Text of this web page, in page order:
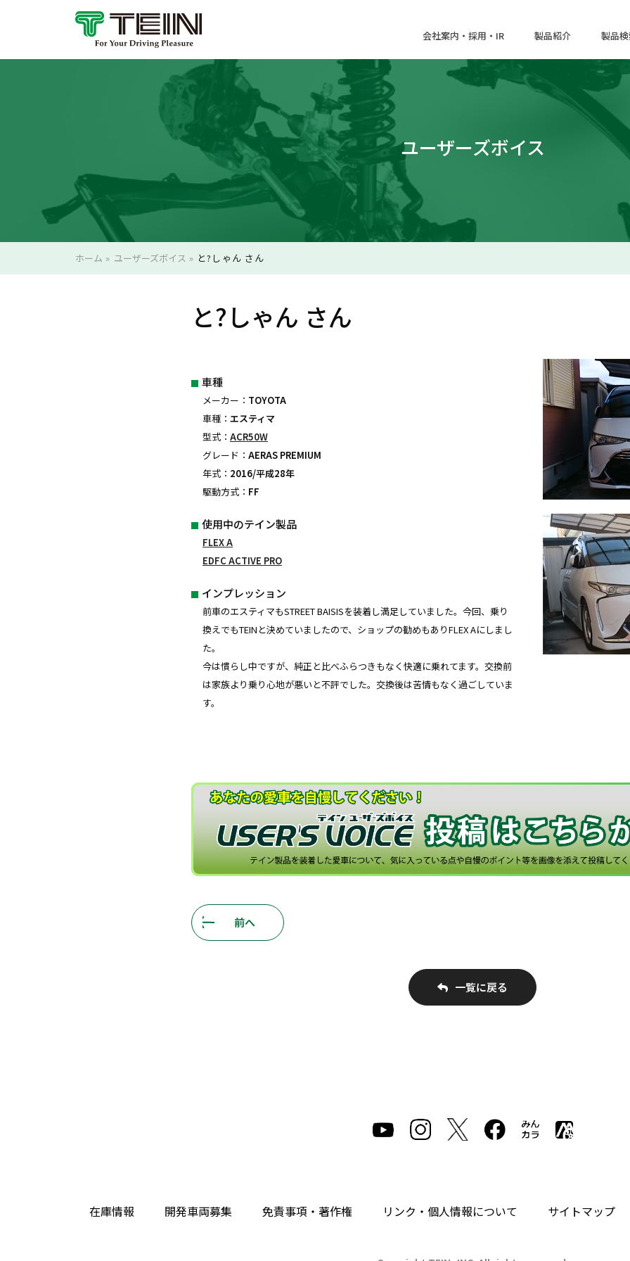
会社案内・採用・IR 製品紹介 製品
ユーザーズボイス
ホーム » ユーザーズボイス » と?しゃん さん
と?しゃん さん
車種
メーカー： TOYOTA
車種： エスティマ
型式： ACR50W
グレード： AERAS PREMIUM
年式： 2016/平成28年
駆動方式： FF
使用中のテイン製品
FLEX A
EDFC ACTIVE PRO
インプレッション
前車のエスティマもSTREET BAISISを装着し満足していました。今回、乗り
換えでもTEINと決めていましたので、ショップの勧めもありFLEX Aにしまし
た。
今は慣らし中ですが、純正と比べふらつきもなく快適に乗れてます。交換前
は家族より乗り心地が悪いと不評でした。交換後は苦情もなく過ごしていま
す。
前へ
一覧に戻る
在庫情報 開発車両募集 免責事項・著作権 リンク・個人情報について サイトマップ